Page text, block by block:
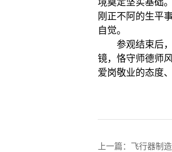
境奠定坚实基础
刚正不阿的生平
自觉。
参观结束后
镜，恪守师德师
爱岗敬业的态度
上一篇： 飞行器制